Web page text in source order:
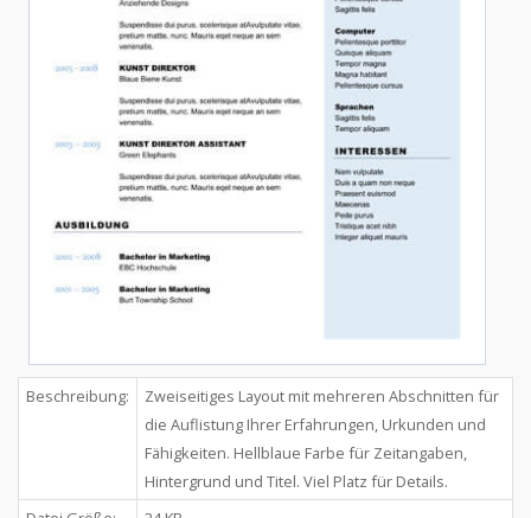
Beschreibung:
Zweiseitiges Layout mit mehreren Abschnitten für
die Auflistung Ihrer Erfahrungen, Urkunden und
Fähigkeiten. Hellblaue Farbe für Zeitangaben,
Hintergrund und Titel. Viel Platz für Details.